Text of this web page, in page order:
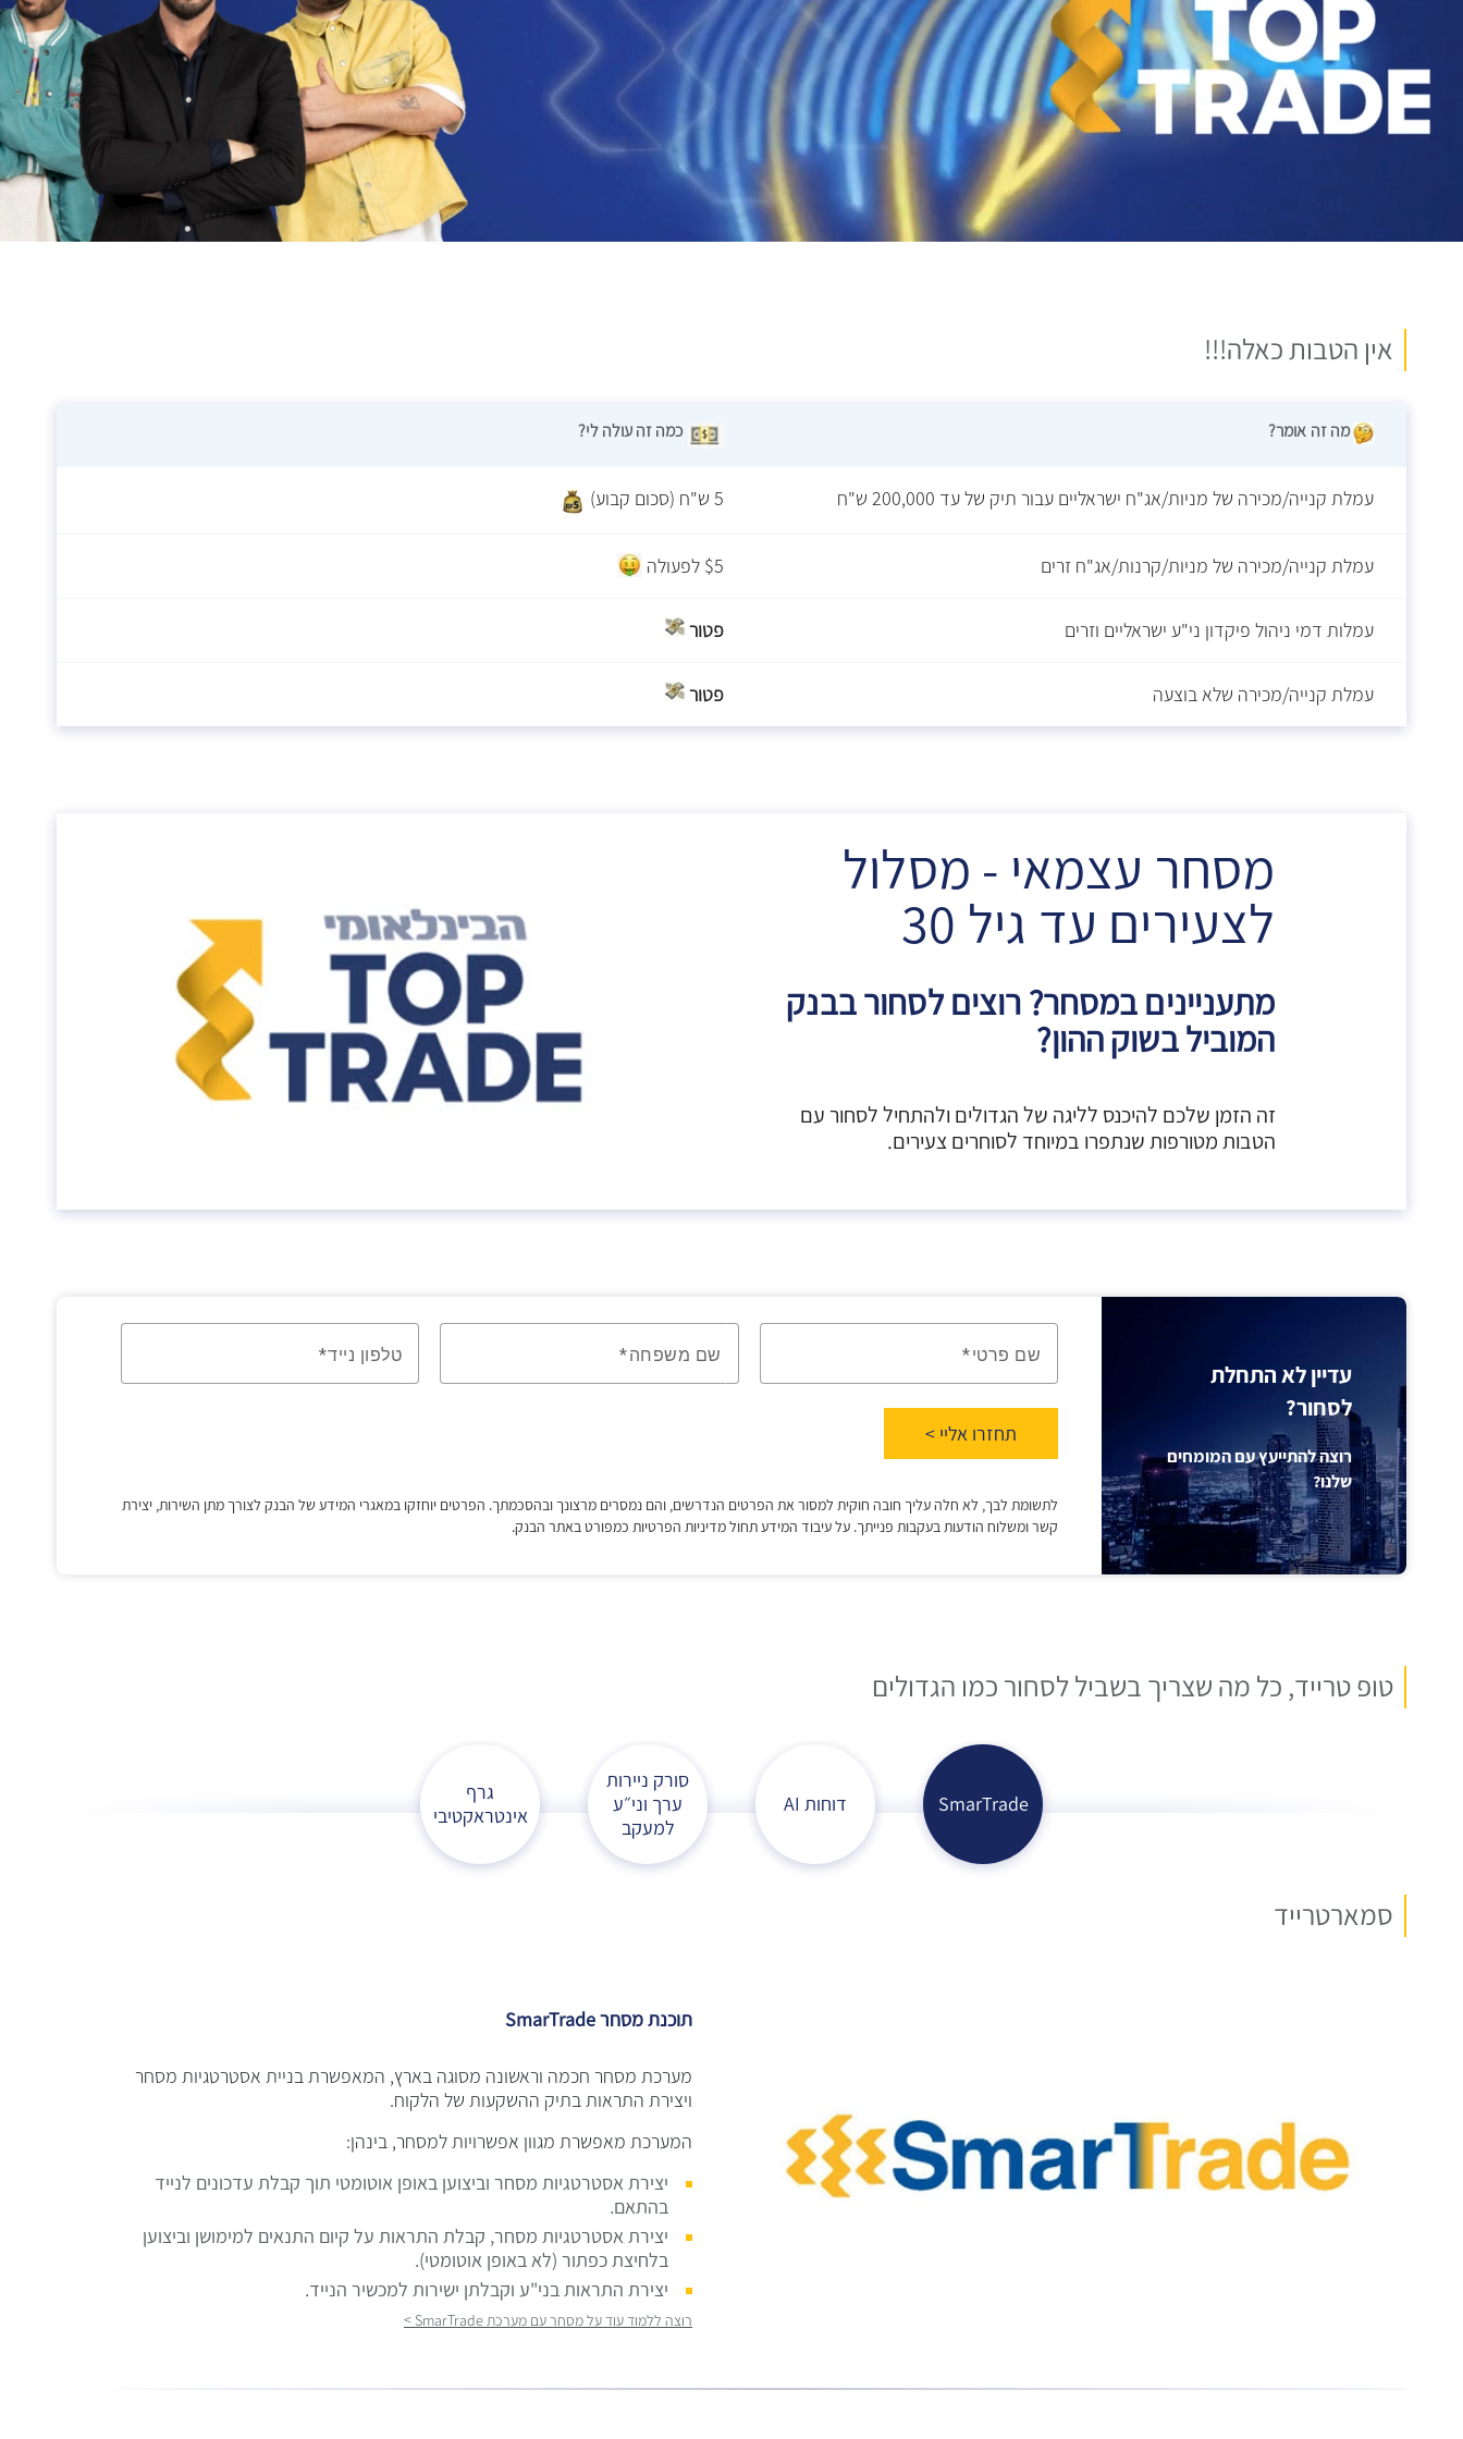
אין הטבות כאלה!!!
מה זה אומר? כמה זה עולה לי?
עמלת קנייה/מכירה של מניות/אג"ח ישראליים עבור תיק של עד 200,000 ש"ח 5 ש"ח (סכום קבוע)
עמלת קנייה/מכירה של מניות/קרנות/אג"ח זרים $5 לפעולה
עמלות דמי ניהול פיקדון ני"ע ישראליים וזרים פטור
עמלת קנייה/מכירה שלא בוצעה פטור
מסחר עצמאי - מסלול
לצעירים עד גיל 30
מתעניינים במסחר? רוצים לסחור בבנק
המוביל בשוק ההון?
זה הזמן שלכם להיכנס לליגה של הגדולים ולהתחיל לסחור עם
הטבות מטורפות שנתפרו במיוחד לסוחרים צעירים.
טופ טרייד, כל מה שצריך בשביל לסחור כמו הגדולים
SmarTrade דוחות AI
סורק ניירות
ערך וני״ע
למעקב
גרף
אינטראקטיבי
סמארטרייד
תוכנת מסחר SmarTrade
​מערכת מסחר חכמה וראשונה מסוגה בארץ, המאפשרת בניית אסטרטגיות מסחר
ויצירת התראות בתיק ההשקעות של הלקוח.
המערכת מאפשרת מגוון אפשרויות למסחר, בינהן:
יצירת אסטרטגיות מסחר וביצוען באופן אוטומטי תוך קבלת עדכונים לנייד
בהתאם.
יצירת אסטרטגיות מסחר, קבלת התראות על קיום התנאים למימושן וביצוען
בלחיצת כפתור (לא באופן אוטומטי).
יצירת התראות בני"ע וקבלתן ישירות למכשיר הנייד.
רוצה ללמוד עוד על מסחר עם מערכת SmarTrade >